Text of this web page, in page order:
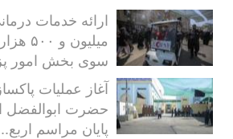
سوی بخش امور
آغاز عملیات
حضرت ابوالفضل
پایان مراسم